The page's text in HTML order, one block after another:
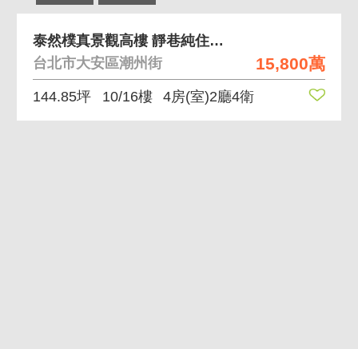
15,800萬
泰然樸真景觀高樓 靜巷純住一層兩戶
台北市大安區潮州街
144.85坪 10/16樓 4房(室)2廳4衛